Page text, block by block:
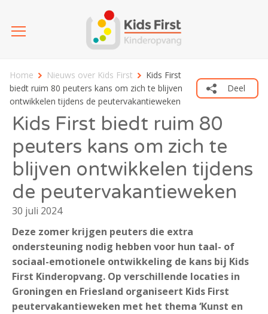
Home Nieuws over Kids First
Kids First
biedt ruim 80 peuters kans om zich te blijven
ontwikkelen tijdens de peutervakantieweken
Deel
Kids First biedt ruim 80
peuters kans om zich te
blijven ontwikkelen tijdens
de peutervakantieweken
30 juli 2024
Deze zomer krijgen peuters die extra
ondersteuning nodig hebben voor hun taal- of
sociaal-emotionele ontwikkeling de kans bij Kids
First Kinderopvang. Op verschillende locaties in
Groningen en Friesland organiseert Kids First
peutervakantieweken met het thema ‘Kunst en